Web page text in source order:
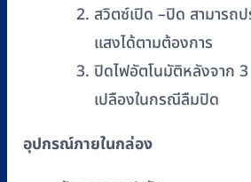
สวิตซ์เปิด –ปิด สามารถ
แสงได้ตามต้องการ
ปิดไฟอัตโนมัติหลังจาก
เปลืองในกรณีลืมปิด
อุปกรณ์ภายในกล่อง